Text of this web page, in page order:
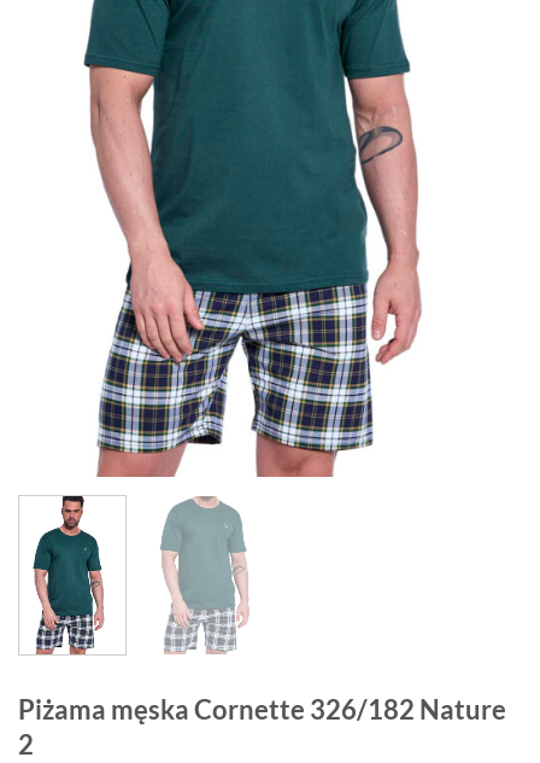
Piżama męska Cornette 326/182 Nature
2